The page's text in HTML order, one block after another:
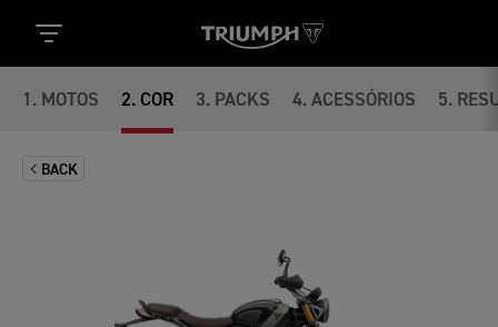
1 . MOTOS 2. COR 3. PACKS 4. ACESSÓRIOS 5.
BACK